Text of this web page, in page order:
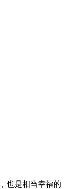
也是相当幸福的